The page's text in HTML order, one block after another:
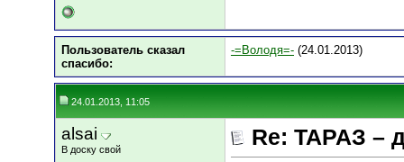
Пользователь сказал
cпасибо:
-=Володя=- (24.01.2013)
24.01.2013, 11:05
alsai
В доску свой Re: ТАРАЗ –